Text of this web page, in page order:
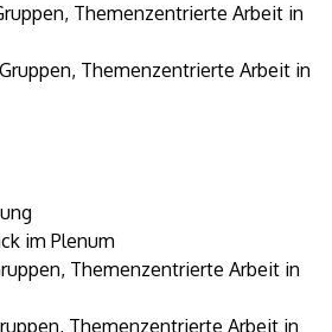
Themenzentrierte Arbeit in
Themenzentrierte Arbeit in
im Plenum
Themenzentrierte Arbeit in
Themenzentrierte Arbeit in